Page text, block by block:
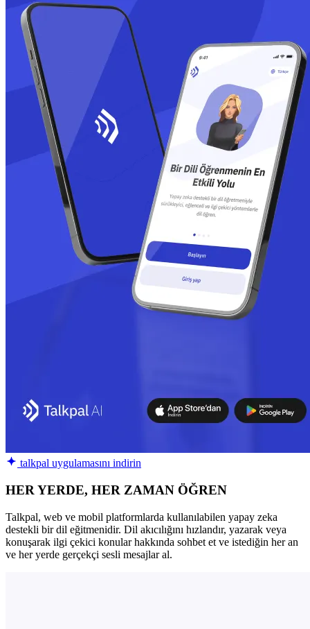
talkpal uygulamasını indirin
HER YERDE, HER ZAMAN ÖĞREN
Talkpal, web ve mobil platformlarda kullanılabilen yapay zeka
destekli bir dil eğitmenidir. Dil akıcılığını hızlandır, yazarak veya
konuşarak ilgi çekici konular hakkında sohbet et ve istediğin her an
ve her yerde gerçekçi sesli mesajlar al.